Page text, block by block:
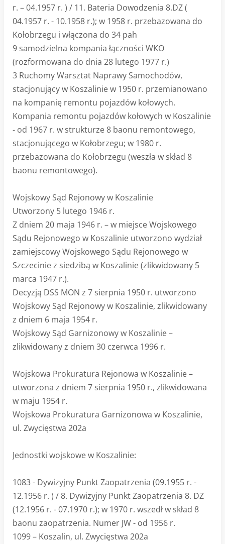
r. – 04.1957 r. ) / 11. Bateria Dowodzenia 8.DZ (
04.1957 r. - 10.1958 r.); w 1958 r. przebazowana do
Kołobrzegu i włączona do 34 pah
9 samodzielna kompania łączności WKO
(rozformowana do dnia 28 lutego 1977 r.)
3 Ruchomy Warsztat Naprawy Samochodów,
stacjonujący w Koszalinie w 1950 r. przemianowano
na kompanię remontu pojazdów kołowych.
Kompania remontu pojazdów kołowych w Koszalinie
- od 1967 r. w strukturze 8 baonu remontowego,
stacjonującego w Kołobrzegu; w 1980 r.
przebazowana do Kołobrzegu (weszła w skład 8
baonu remontowego).
Wojskowy Sąd Rejonowy w Koszalinie
Utworzony 5 lutego 1946 r.
Z dniem 20 maja 1946 r. – w miejsce Wojskowego
Sądu Rejonowego w Koszalinie utworzono wydział
zamiejscowy Wojskowego Sądu Rejonowego w
Szczecinie z siedzibą w Koszalinie (zlikwidowany 5
marca 1947 r.).
Decyzją DSS MON z 7 sierpnia 1950 r. utworzono
Wojskowy Sąd Rejonowy w Koszalinie, zlikwidowany
z dniem 6 maja 1954 r.
Wojskowy Sąd Garnizonowy w Koszalinie –
zlikwidowany z dniem 30 czerwca 1996 r.
Wojskowa Prokuratura Rejonowa w Koszalinie –
utworzona z dniem 7 sierpnia 1950 r., zlikwidowana
w maju 1954 r.
Wojskowa Prokuratura Garnizonowa w Koszalinie,
ul. Zwycięstwa 202a
Jednostki wojskowe w Koszalinie:
1083 - Dywizyjny Punkt Zaopatrzenia (09.1955 r. -
12.1956 r. ) / 8. Dywizyjny Punkt Zaopatrzenia 8. DZ
(12.1956 r. - 07.1970 r.); w 1970 r. wszedł w skład 8
baonu zaopatrzenia. Numer JW - od 1956 r.
1099 – Koszalin, ul. Zwycięstwa 202a